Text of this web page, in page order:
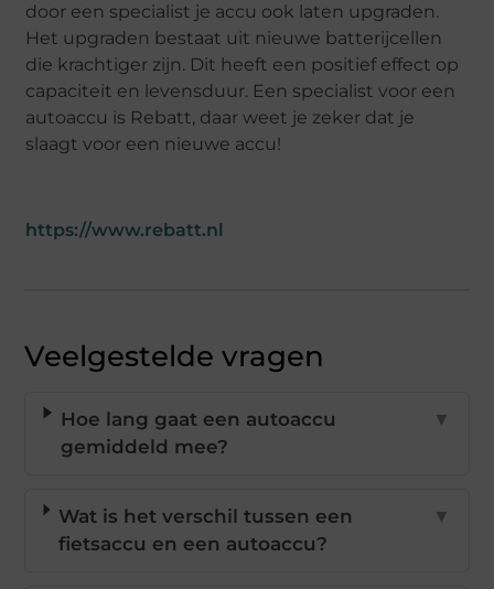
door een specialist je accu ook laten upgraden.
Het upgraden bestaat uit nieuwe batterijcellen
die krachtiger zijn. Dit heeft een positief effect op
capaciteit en levensduur. Een specialist voor een
autoaccu is Rebatt, daar weet je zeker dat je
slaagt voor een nieuwe accu!
https://www.rebatt.nl
Veelgestelde vragen
Hoe lang gaat een autoaccu
gemiddeld mee?
▼
Wat is het verschil tussen een
fietsaccu en een autoaccu?
▼